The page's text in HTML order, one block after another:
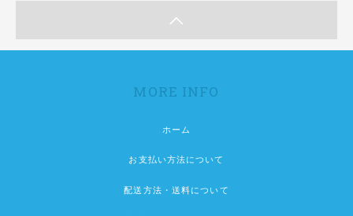
MORE INFO
ホーム
お支払い方法について
配送方法・送料について